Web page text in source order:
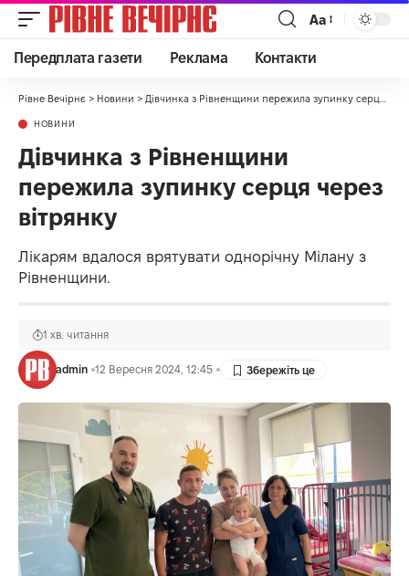
Аа
Передплата газети Реклама Контакти
Рівне Вечірнє > Новини > Дівчинка з Рівненщини пережила зупинку серця через вітрянку
НОВИНИ
Дівчинка з Рівненщини
пережила зупинку серця через
вітрянку
Лікарям вдалося врятувати однорічну Мілану з
Рівненщини.
admin 12 Вересня 2024, 12:45
1 хв. читання